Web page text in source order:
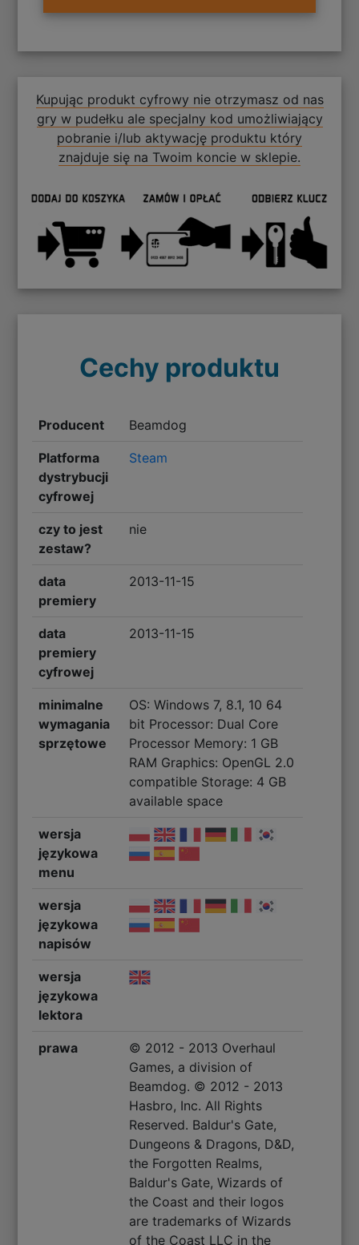
Kupując produkt cyfrowy nie otrzymasz od nas
gry w pudełku ale specjalny kod umożliwiający
pobranie i/lub aktywację produktu który
znajduje się na Twoim koncie w sklepie.
Cechy produktu
Producent Beamdog
Platforma
dystrybucji
cyfrowej
Steam
czy to jest
zestaw?
nie
data
premiery
2013-11-15
data
premiery
cyfrowej
2013-11-15
minimalne
wymagania
sprzętowe
OS: Windows 7, 8.1, 10 64
bit Processor: Dual Core
Processor Memory: 1 GB
RAM Graphics: OpenGL 2.0
compatible Storage: 4 GB
available space
wersja
językowa
menu
wersja
językowa
napisów
wersja
językowa
lektora
prawa
© 2012 - 2013 Overhaul
Games, a division of
Beamdog. © 2012 - 2013
Hasbro, Inc. All Rights
Reserved. Baldur's Gate,
Dungeons & Dragons, D&D,
the Forgotten Realms,
Baldur's Gate, Wizards of
the Coast and their logos
are trademarks of Wizards
of the Coast LLC in the